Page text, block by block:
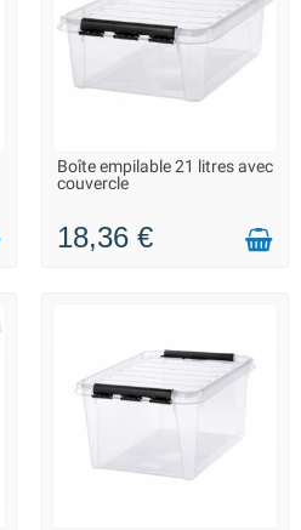
LIVRAISON 2 À 3 JOURS
Boîte empilable 21 litres avec
couvercle
18,36 €